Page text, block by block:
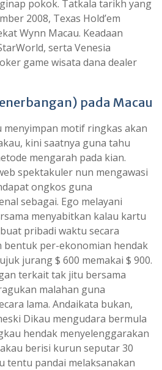
pokok. Tatkala tarikh yang
2008, Texas Hold’em
Wynn Macau. Keadaan
serta Venesia
game wisata dana dealer
pada Macau
menyimpan motif ringkas akan
kini saatnya guna tahu
mengarah pada kian.
spektakuler nun mengawasi
ongkos guna
sebagai. Ego melayani
menyabitkan kalau kartu
pribadi waktu secara
bentuk per-ekonomian hendak
jurang $ 600 memakai $ 900.
terkait tak jitu bersama
malahan guna
lama. Andaikata bukan,
Dikau mengudara bermula
hendak menyelenggarakan
berisi kurun seputar 30
tentu pandai melaksanakan